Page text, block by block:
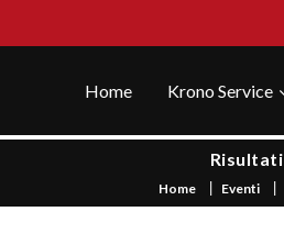
Home Krono Service
Risultati
Home Eventi